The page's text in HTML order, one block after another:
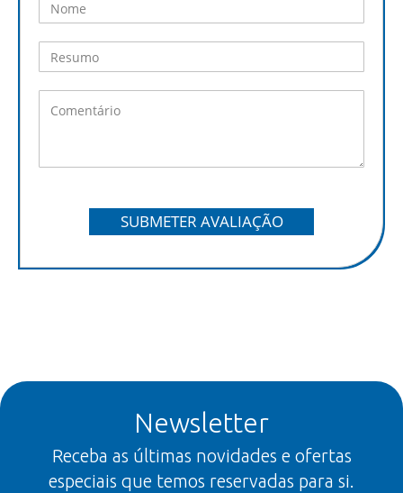
SUBMETER AVALIAÇÃO
Newsletter
Receba as últimas novidades e ofertas
especiais que temos reservadas para si.